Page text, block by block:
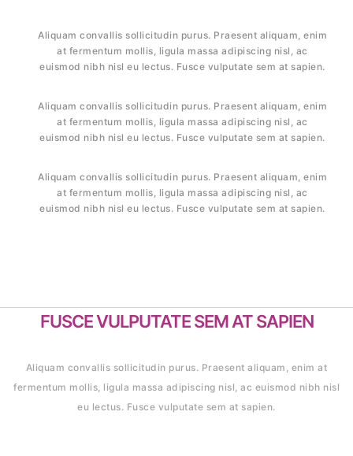
Aliquam convallis sollicitudin purus. Praesent aliquam, enim
at fermentum mollis, ligula massa adipiscing nisl, ac
euismod nibh nisl eu lectus. Fusce vulputate sem at sapien.
Aliquam convallis sollicitudin purus. Praesent aliquam, enim
at fermentum mollis, ligula massa adipiscing nisl, ac
euismod nibh nisl eu lectus. Fusce vulputate sem at sapien.
Aliquam convallis sollicitudin purus. Praesent aliquam, enim
at fermentum mollis, ligula massa adipiscing nisl, ac
euismod nibh nisl eu lectus. Fusce vulputate sem at sapien.
FUSCE VULPUTATE SEM AT SAPIEN
Aliquam convallis sollicitudin purus. Praesent aliquam, enim at
fermentum mollis, ligula massa adipiscing nisl, ac euismod nibh nisl
eu lectus. Fusce vulputate sem at sapien.